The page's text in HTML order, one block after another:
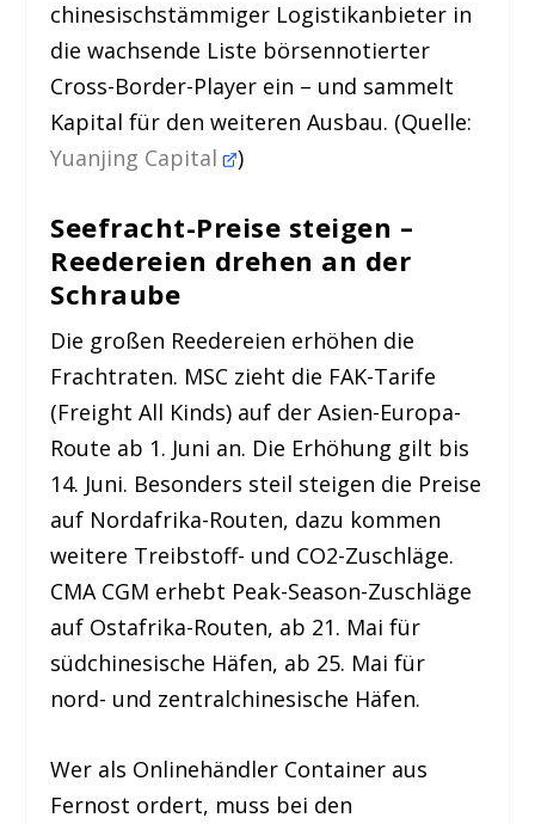
chinesischstämmiger Logistikanbieter in
die wachsende Liste börsennotierter
Cross-Border-Player ein – und sammelt
Kapital für den weiteren Ausbau. (Quelle:
Yuanjing Capital )
Seefracht-Preise steigen –
Reedereien drehen an der
Schraube
Die großen Reedereien erhöhen die
Frachtraten. MSC zieht die FAK-Tarife
(Freight All Kinds) auf der Asien-Europa-
Route ab 1. Juni an. Die Erhöhung gilt bis
14. Juni. Besonders steil steigen die Preise
auf Nordafrika-Routen, dazu kommen
weitere Treibstoff- und CO2-Zuschläge.
CMA CGM erhebt Peak-Season-Zuschläge
auf Ostafrika-Routen, ab 21. Mai für
südchinesische Häfen, ab 25. Mai für
nord- und zentralchinesische Häfen.
Wer als Onlinehändler Container aus
Fernost ordert, muss bei den